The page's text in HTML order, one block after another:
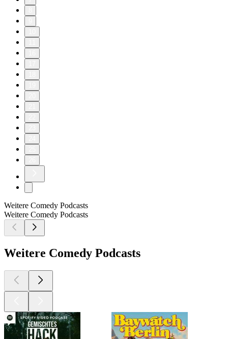
Weitere Comedy Podcasts
Weitere Comedy Podcasts
Weitere Comedy Podcasts